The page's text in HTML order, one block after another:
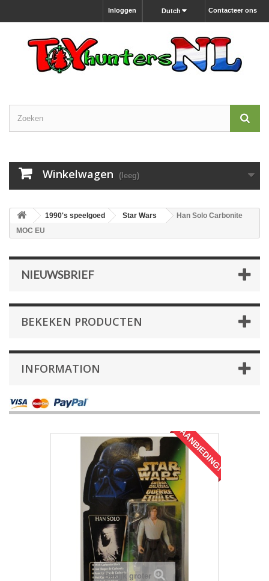
Contacteer ons
Dutch
Inloggen
Winkelwagen (leeg)
1990's speelgoed Star Wars
Han Solo Carbonite
MOC EU
NIEUWSBRIEF
BEKEKEN PRODUCTEN
INFORMATION
AANBIEDING!
Bekijk groter